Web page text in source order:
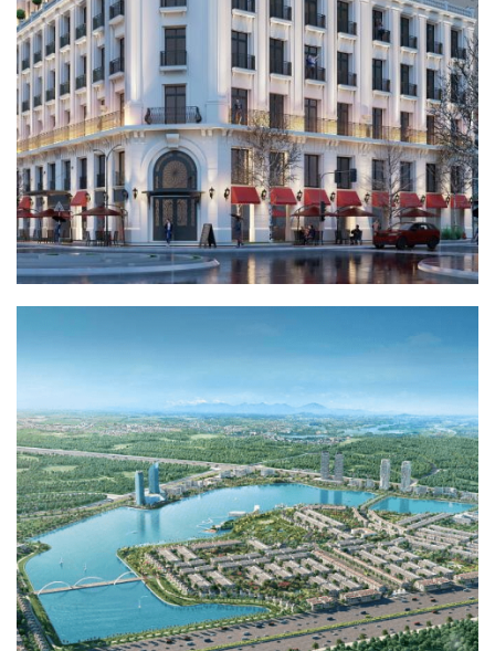
KHU ĐÔ THỊ CHÙA HÀ TIÊN
HẠ TẦNG KỸ THUẬT
KHU ĐÔ THỊ MỚI TMS LAND ĐẦM CÓI
HẠ TẦNG KỸ THUẬT